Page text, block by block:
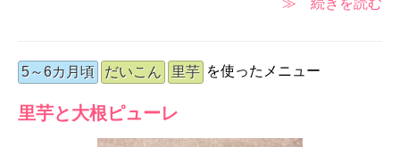
5～6カ月頃 だいこん 里芋 を使ったメニュー
里芋と大根ピューレ